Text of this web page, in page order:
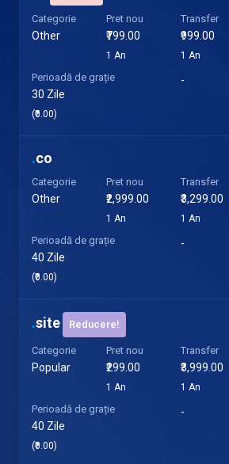
Categorie
Other
Pret nou
₹799.00
1 An
Transfer
₹999.00
1 An
Perioadă de grație
30 Zile
(₹0.00)
-
.co
Categorie
Other
Pret nou
₹2,999.00
1 An
Transfer
₹3,299.00
1 An
Perioadă de grație
40 Zile
(₹0.00)
-
.site Reducere!
Categorie
Popular
Pret nou
₹299.00
1 An
Transfer
₹3,999.00
1 An
Perioadă de grație
40 Zile
(₹0.00)
-